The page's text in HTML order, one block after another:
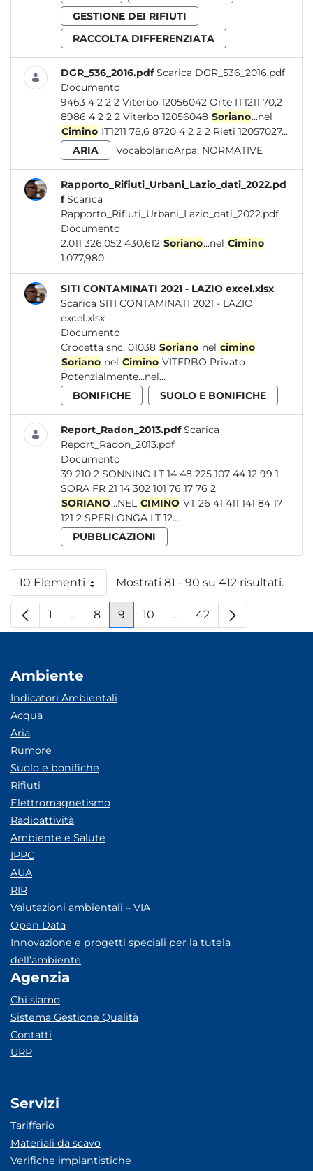
GESTIONE DEI RIFIUTI
RACCOLTA DIFFERENZIATA
DGR_536_2016.pdf Scarica DGR_536_2016.pdf
Documento
9463 4 2 2 2 Viterbo 12056042 Orte IT1211 70,2
8986 4 2 2 2 Viterbo 12056048 Soriano...nel
Cimino
IT1211 78,6 8720 4 2 2 2 Rieti 12057027...
ARIA
VocabolarioArpa: NORMATIVE
Rapporto_Rifiuti_Urbani_Lazio_dati_2022.pd
f Scarica
Rapporto_Rifiuti_Urbani_Lazio_dati_2022.pdf
Documento
2.011 326,052 430,612 Soriano...nel Cimino
1.077,980 ...
SITI CONTAMINATI 2021 - LAZIO excel.xlsx
Scarica SITI CONTAMINATI 2021 - LAZIO
excel.xlsx
Documento
Crocetta snc, 01038 Soriano nel cimino
Soriano nel Cimino VITERBO Privato
Potenzialmente...nel...
BONIFICHE
SUOLO E BONIFICHE
Report_Radon_2013.pdf Scarica
Report_Radon_2013.pdf
Documento
39 210 2 SONNINO LT 14 48 225 107 44 12 99 1
SORA FR 21 14 302 101 76 17 76 2
SORIANO...NEL CIMINO VT 26 41 411 141 84 17
121 2 SPERLONGA LT 12...
PUBBLICAZIONI
10 ElementiPer paginaMostrati 81 - 90 su 412 risultati.
Pagina
1 ...Pagine intermedie
Pagina
8 Pagina
9 Pagina
10 ...Pagine intermedie
Pagina
42
Ambiente
Indicatori Ambientali
Acqua
Aria
Rumore
Suolo e bonifiche
Rifiuti
Elettromagnetismo
Radioattività
Ambiente e Salute
IPPC
AUA
RIR
Valutazioni ambientali – VIA
Open Data
Innovazione e progetti speciali per la tutela
dell’ambiente
Agenzia
Chi siamo
Sistema Gestione Qualità
Contatti
URP
Servizi
Tariffario
Materiali da scavo
Verifiche impiantistiche